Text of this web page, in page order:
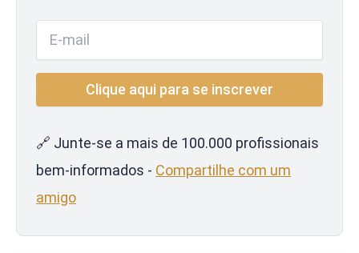
🔗 Junte-se a mais de 100.000 profissionais
bem-informados - Compartilhe com um
amigo